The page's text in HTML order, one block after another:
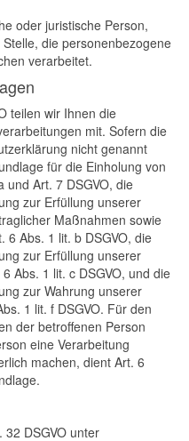
oder juristische Person,
die personenbezogene
verarbeitet.
teilen wir Ihnen die
mit. Sofern die
nicht genannt
für die Einholung von
und Art. 7 DSGVO, die
zur Erfüllung unserer
Maßnahmen sowie
6 Abs. 1 lit. b DSGVO, die
zur Erfüllung unserer
Abs. 1 lit. c DSGVO, und die
zur Wahrung unserer
1 lit. f DSGVO. Für den
der betroffenen Person
eine Verarbeitung
machen, dient Art. 6
DSGVO unter